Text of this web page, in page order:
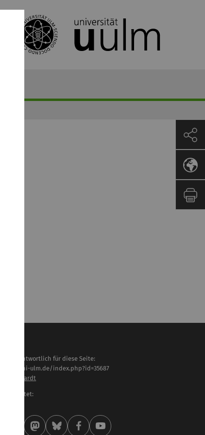
verantwortlich für diese Seite:
ulm.de/index.php?id=35687
Liebhardt
bearbeitet: